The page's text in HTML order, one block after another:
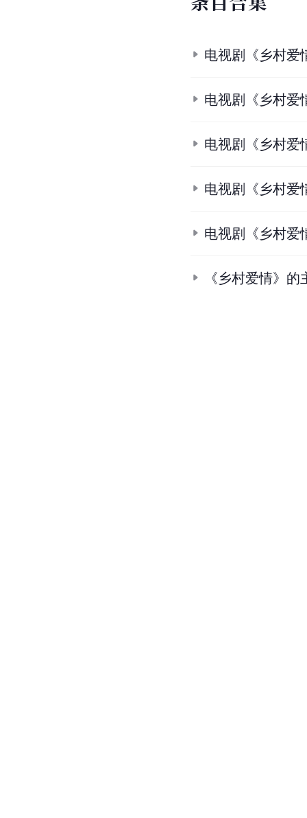
电视剧《乡村爱
电视剧《乡村爱
电视剧《乡村爱
电视剧《乡村爱
电视剧《乡村爱
《乡村爱情》的